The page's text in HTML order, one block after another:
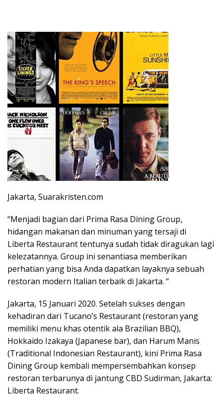
Jakarta, Suarakristen.com
“Menjadi bagian dari Prima Rasa Dining Group,
hidangan makanan dan minuman yang tersaji di
Liberta Restaurant tentunya sudah tidak diragukan lagi
kelezatannya. Group ini senantiasa memberikan
perhatian yang bisa Anda dapatkan layaknya sebuah
restoran modern Italian terbaik di Jakarta. “
Jakarta, 15 Januari 2020. Setelah sukses dengan
kehadiran dari Tucano’s Restaurant (restoran yang
memiliki menu khas otentik ala Brazilian BBQ),
Hokkaido Izakaya (Japanese bar), dan Harum Manis
(Traditional Indonesian Restaurant), kini Prima Rasa
Dining Group kembali mempersembahkan konsep
restoran terbarunya di jantung CBD Sudirman, Jakarta:
Liberta Restaurant.